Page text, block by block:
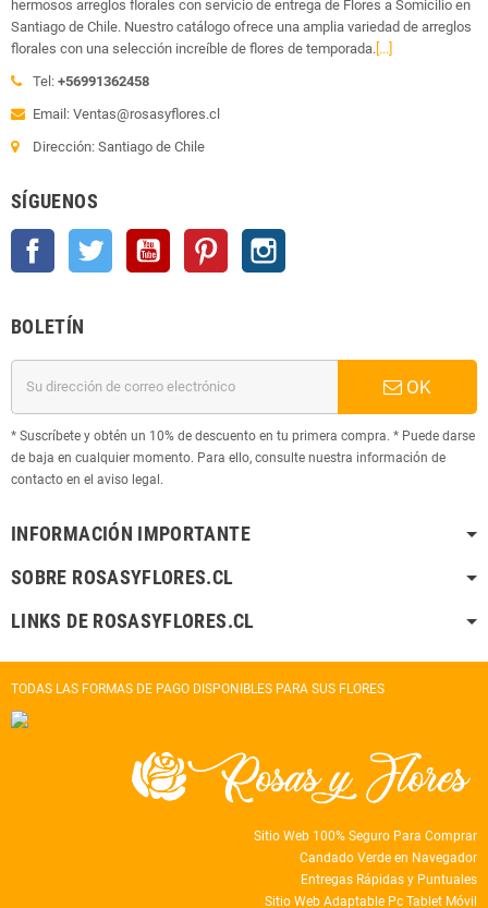
hermosos arreglos florales con servicio de entrega de Flores a Somicilio en
Santiago de Chile. Nuestro catálogo ofrece una amplia variedad de arreglos
florales con una selección increíble de flores de temporada. [...]
Tel: +56991362458
Email: Ventas@rosasyflores.cl
Dirección: Santiago de Chile
SÍGUENOS
Facebook Twitter YouTube Pinterest
BOLETÍN
OK
* Suscríbete y obtén un 10% de descuento en tu primera compra. * Puede darse
de baja en cualquier momento. Para ello, consulte nuestra información de
contacto en el aviso legal.
INFORMACIÓN IMPORTANTE
SOBRE ROSASYFLORES.CL
LINKS DE ROSASYFLORES.CL
TODAS LAS FORMAS DE PAGO DISPONIBLES PARA SUS FLORES
Sitio Web 100% Seguro Para Comprar
Candado Verde en Navegador
Entregas Rápidas y Puntuales
Sitio Web Adaptable Pc Tablet Móvil